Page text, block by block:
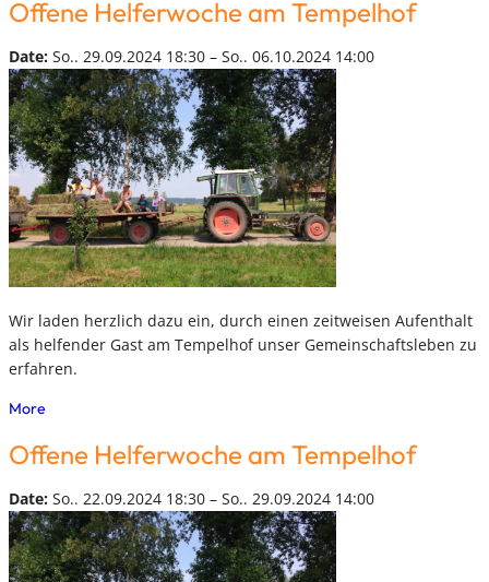
Offene Helferwoche am Tempelhof
Date: So.. 29.09.2024 18:30 – So.. 06.10.2024 14:00
Wir laden herzlich dazu ein, durch einen zeitweisen Aufenthalt
als helfender Gast am Tempelhof unser Gemeinschaftsleben zu
erfahren.
More
Offene Helferwoche am Tempelhof
Date: So.. 22.09.2024 18:30 – So.. 29.09.2024 14:00